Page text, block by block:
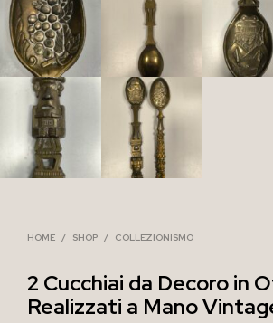
HOME / SHOP / COLLEZIONISMO
2 Cucchiai da Decoro in
Realizzati a Mano